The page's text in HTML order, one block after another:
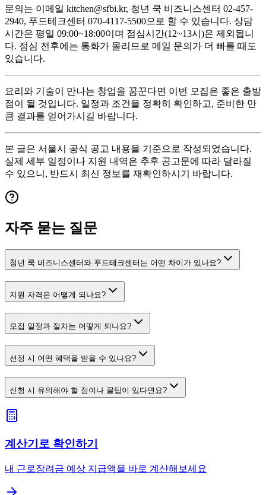
문의는 이메일 kitchen@sfbi.kr, 청년 쿡 비즈니스센터 02-457-
2940, 푸드테크센터 070-4117-5500으로 할 수 있습니다. 상담
시간은 평일 09:00~18:00이며 점심시간(12~13시)은 제외됩니
다. 점심 전후에는 통화가 몰리므로 메일 문의가 더 빠를 때도
있습니다.
요리와 기술이 만나는 창업을 꿈꾼다면 이번 모집은 좋은 출발
점이 될 것입니다. 일정과 조건을 정확히 확인하고, 준비한 만
큼 결과를 얻어가시길 바랍니다.
본 글은 서울시 공식 공고 내용을 기준으로 작성되었습니다.
실제 세부 일정이나 지원 내역은 추후 공고문에 따라 달라질
수 있으니, 반드시 최신 정보를 재확인하시기 바랍니다.
자주 묻는 질문
청년 쿡 비즈니스센터와 푸드테크센터는 어떤 차이가 있나요?
지원 자격은 어떻게 되나요?
모집 일정과 절차는 어떻게 되나요?
선정 시 어떤 혜택을 받을 수 있나요?
신청 시 유의해야 할 점이나 꿀팁이 있다면요?
계산기로 확인하기
내 근로장려금 예상 지급액을 바로 계산해보세요